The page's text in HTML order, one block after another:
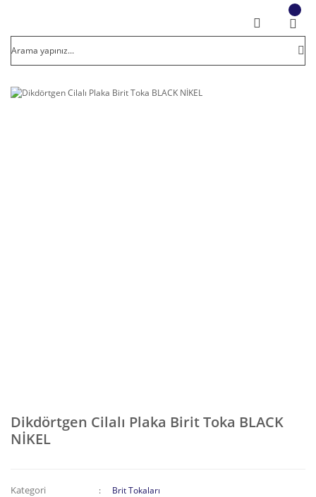
Dikdörtgen Cilalı Plaka Birit Toka BLACK
NİKEL
Kategori Brit Tokaları